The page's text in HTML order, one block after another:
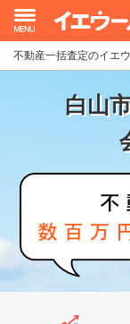
不動産一括査定のイエ
白山
イエウール加盟希
初めての方へ
不動産の売却・一
家査定シミュレー
お問い合わせ